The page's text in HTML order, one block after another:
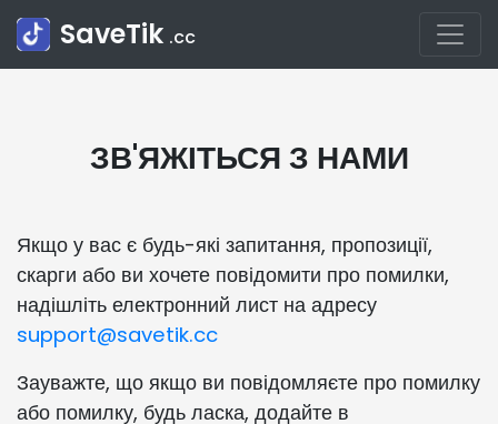
SaveTik .cc
ЗВ'ЯЖІТЬСЯ З НАМИ
Якщо у вас є будь-які запитання, пропозиції,
скарги або ви хочете повідомити про помилки,
надішліть електронний лист на адресу
support@savetik.cc
Зауважте, що якщо ви повідомляєте про помилку
або помилку, будь ласка, додайте в